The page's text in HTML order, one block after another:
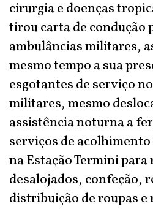
cirurgia e doenças
tirou carta de condução
ambulâncias militares,
mesmo tempo a sua
esgotantes de serviço
militares, mesmo
assistência noturna a
serviços de
na Estação Termini para
desalojados, confeção,
distribuição de roupas e